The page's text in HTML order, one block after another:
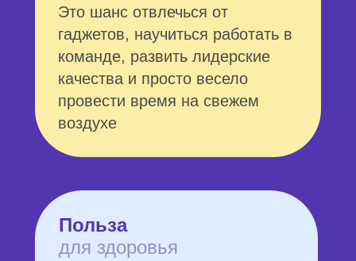
Это шанс отвлечься от
гаджетов, научиться работать в
команде, развить лидерские
качества и просто весело
провести время на свежем
воздухе
Польза
для здоровья